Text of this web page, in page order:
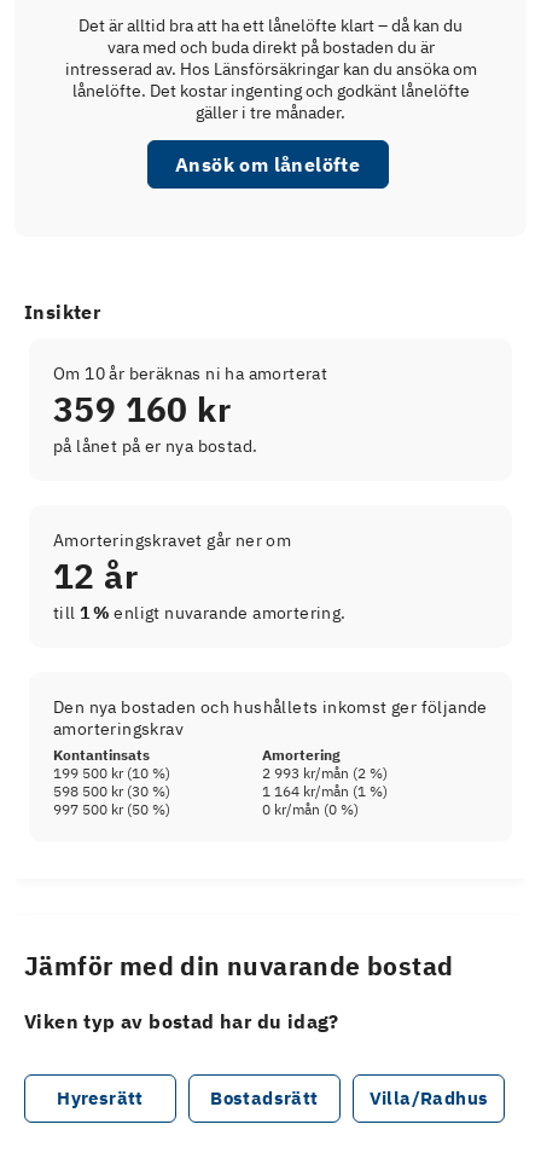
Det är alltid bra att ha ett lånelöfte klart – då kan du
vara med och buda direkt på bostaden du är
intresserad av. Hos Länsförsäkringar kan du ansöka om
lånelöfte. Det kostar ingenting och godkänt lånelöfte
gäller i tre månader.
Ansök om lånelöfte
Insikter
Om 10 år beräknas ni ha amorterat
359 160 kr
på lånet på er nya bostad.
Amorteringskravet går ner om
12 år
till 1 % enligt nuvarande amortering.
Den nya bostaden och hushållets inkomst ger följande
amorteringskrav
Kontantinsats
Amortering
199 500 kr(10 %) 2 993 kr/mån (2 %)
598 500 kr(30 %) 1 164 kr/mån (1 %)
997 500 kr(50 %) 0 kr/mån (0 %)
Jämför med din nuvarande bostad
Viken typ av bostad har du idag?
Hyresrätt Bostadsrätt Villa/Radhus